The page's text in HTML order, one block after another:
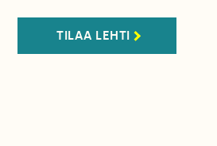
TILAA LEHTI